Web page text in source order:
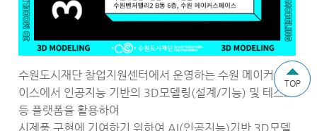
수원도시재단 창업지원센터에서 운영하는 수원 메이커스페
이스에서 인공지능 기반의 3D모델링(설계/기능) 및 테스트
등 플랫폼을 활용하여
시제품 구현에 기여하기 위하여 AI(인공지능)기반 3D모델
TOP